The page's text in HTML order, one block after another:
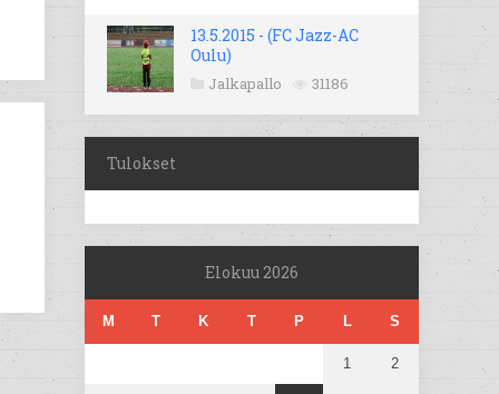
13.5.2015 - (FC Jazz-AC
Oulu)
Jalkapallo 31186
Tulokset
Elokuu 2026
M T K T P L S
1 2